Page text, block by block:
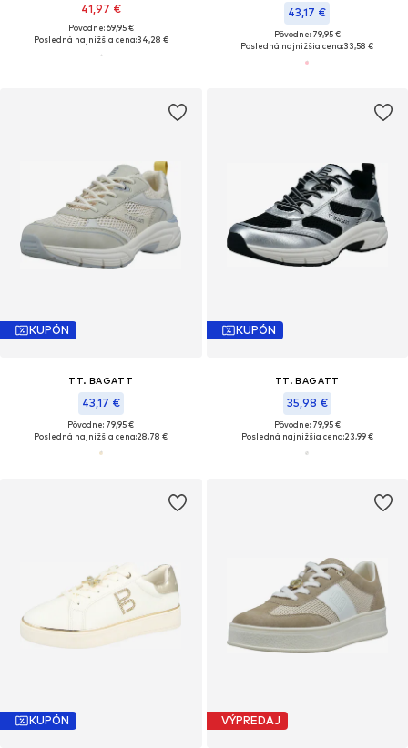
41,97 €
Pôvodne: 69,95 €
Posledná najnižšia cena:34,28 €
43,17 €
Pôvodne: 79,95 €
Posledná najnižšia cena:33,58 €
KUPÓN
TT. BAGATT
43,17 €
Pôvodne: 79,95 €
Posledná najnižšia cena:28,78 €
KUPÓN
TT. BAGATT
35,98 €
Pôvodne: 79,95 €
Posledná najnižšia cena:23,99 €
KUPÓN VÝPREDAJ